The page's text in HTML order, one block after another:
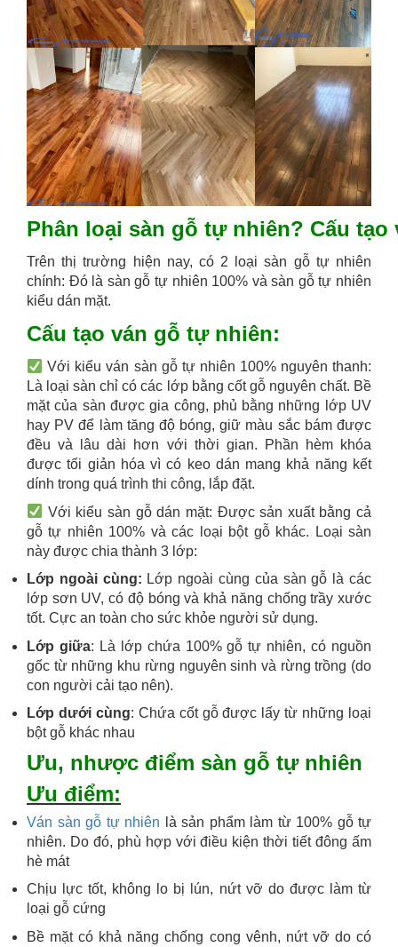
Phân loại sàn gỗ tự nhiên? Cấu
Trên thị trường hiện nay, có 2 loại sàn gỗ tự nhiên
chính: Đó là sàn gỗ tự nhiên 100% và sàn gỗ tự nhiên
kiểu dán mặt.
Cấu tạo ván gỗ tự nhiên:
Với kiểu ván sàn gỗ tự nhiên 100% nguyên thanh:
Là loại sàn chỉ có các lớp bằng cốt gỗ nguyên chất. Bề
mặt của sàn được gia công, phủ bằng những lớp UV
hay PV để làm tăng độ bóng, giữ màu sắc bám được
đều và lâu dài hơn với thời gian. Phần hèm khóa
được tối giản hóa vì có keo dán mang khả năng kết
dính trong quá trình thi công, lắp đặt.
Với kiểu sàn gỗ dán mặt: Được sản xuất bằng cả
gỗ tự nhiên 100% và các loại bột gỗ khác. Loại sàn
này được chia thành 3 lớp:
Lớp ngoài cùng: Lớp ngoài cùng của sàn gỗ là các
lớp sơn UV, có độ bóng và khả năng chống trầy xước
tốt. Cực an toàn cho sức khỏe người sử dụng.
Lớp giữa: Là lớp chứa 100% gỗ tự nhiên, có nguồn
gốc từ những khu rừng nguyên sinh và rừng trồng (do
con người cải tạo nên).
Lớp dưới cùng: Chứa cốt gỗ được lấy từ những loại
bột gỗ khác nhau
Ưu, nhược điểm sàn gỗ tự nhiên
Ưu điểm:
Ván sàn gỗ tự nhiên là sản phẩm làm từ 100% gỗ tự
nhiên. Do đó, phù hợp với điều kiện thời tiết đông ấm
hè mát
Chịu lực tốt, không lo bị lún, nứt vỡ do được làm từ
loại gỗ cứng
Bề mặt có khả năng chống cong vênh, nứt vỡ do có